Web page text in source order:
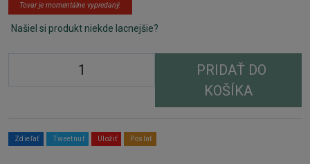
Tovar je momentálne vypredaný.
Našiel si produkt niekde lacnejšie?
PRIDAŤ DO
KOŠÍKA
Zdieľať Tweetnuť Uložiť Poslať